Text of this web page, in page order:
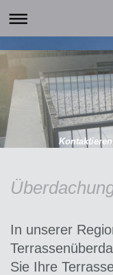
In unserer
Sie Ihre